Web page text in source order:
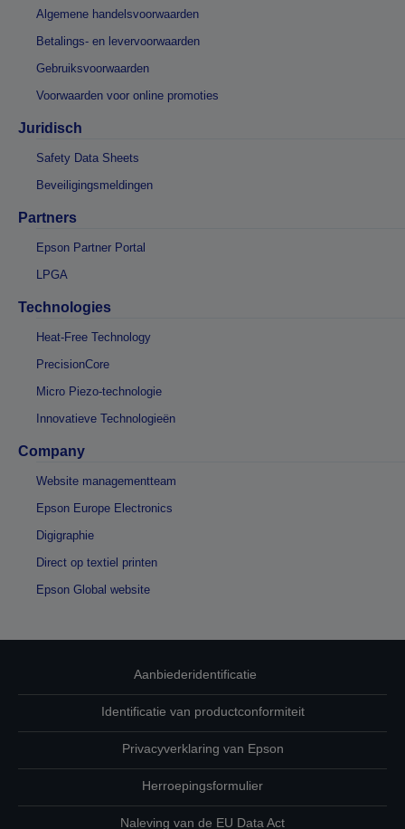
Algemene handelsvoorwaarden
Betalings- en levervoorwaarden
Gebruiksvoorwaarden
Voorwaarden voor online promoties
Juridisch
Safety Data Sheets
Beveiligingsmeldingen
Partners
Epson Partner Portal
LPGA
Technologies
Heat-Free Technology
PrecisionCore
Micro Piezo-technologie
Innovatieve Technologieën
Company
Website managementteam
Epson Europe Electronics
Digigraphie
Direct op textiel printen
Epson Global website
Aanbiederidentificatie
Identificatie van productconformiteit
Privacyverklaring van Epson
Herroepingsformulier
Naleving van de EU Data Act